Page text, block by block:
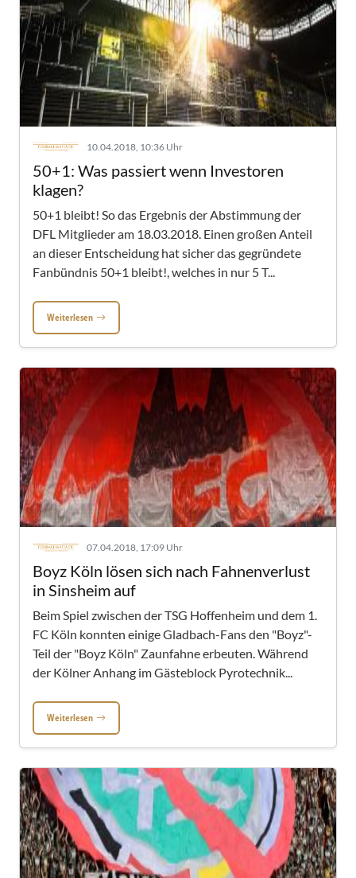
10.04.2018, 10:36 Uhr
50+1: Was passiert wenn Investoren
klagen?
50+1 bleibt! So das Ergebnis der Abstimmung der
DFL Mitglieder am 18.03.2018. Einen großen Anteil
an dieser Entscheidung hat sicher das gegründete
Fanbündnis 50+1 bleibt!, welches in nur 5 T...
Weiterlesen
07.04.2018, 17:09 Uhr
Boyz Köln lösen sich nach Fahnenverlust
in Sinsheim auf
Beim Spiel zwischen der TSG Hoffenheim und dem 1.
FC Köln konnten einige Gladbach-Fans den "Boyz"-
Teil der "Boyz Köln" Zaunfahne erbeuten. Während
der Kölner Anhang im Gästeblock Pyrotechnik...
Weiterlesen